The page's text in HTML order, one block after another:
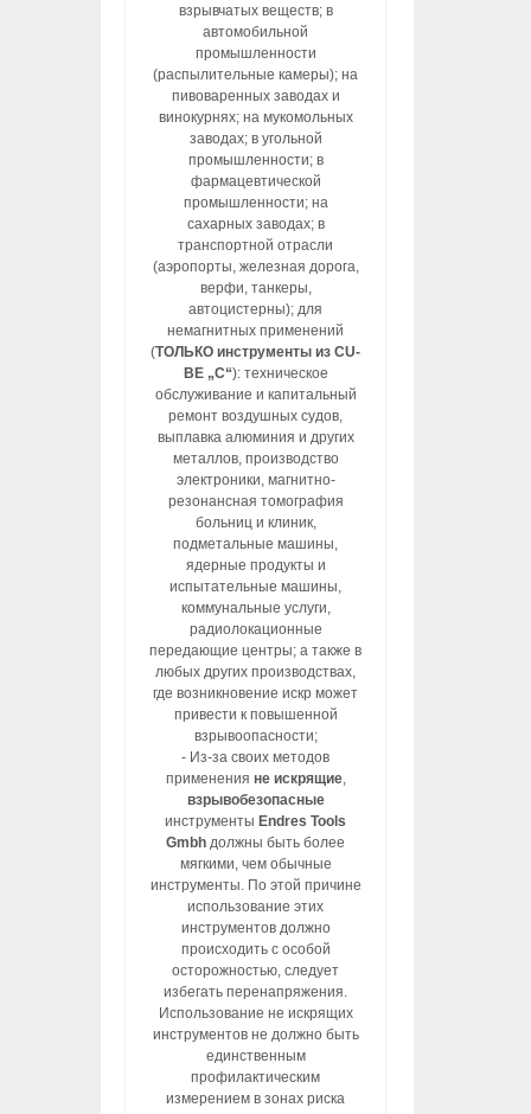
взрывчатых веществ; в
автомобильной
промышленности
(распылительные камеры); на
пивоваренных заводах и
винокурнях; на мукомольных
заводах; в угольной
промышленности; в
фармацевтической
промышленности; на
сахарных заводах; в
транспортной отрасли
(аэропорты, железная дорога,
верфи, танкеры,
автоцистерны); для
немагнитных применений
(ТОЛЬКО инструменты из CU-
BE „C“): техническое
обслуживание и капитальный
ремонт воздушных судов,
выплавка алюминия и других
металлов, производство
электроники, магнитно-
резонансная томография
больниц и клиник,
подметальные машины,
ядерные продукты и
испытательные машины,
коммунальные услуги,
радиолокационные
передающие центры; а также в
любых других производствах,
где возникновение искр может
привести к повышенной
взрывоопасности;
- Из-за своих методов
применения не искрящие,
взрывобезопасные
инструменты Endres Tools
Gmbh должны быть более
мягкими, чем обычные
инструменты. По этой причине
использование этих
инструментов должно
происходить с особой
осторожностью, следует
избегать перенапряжения.
Использование не искрящих
инструментов не должно быть
единственным
профилактическим
измерением в зонах риска